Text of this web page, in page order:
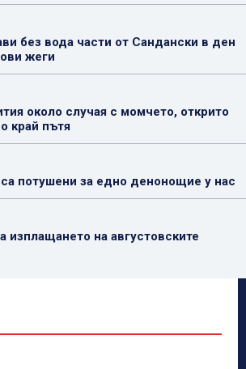
без вода части от Сандански в ден
жеги
около случая с момчето, открито
край пътя
потушени за едно денонощие у нас
изплащането на августовските